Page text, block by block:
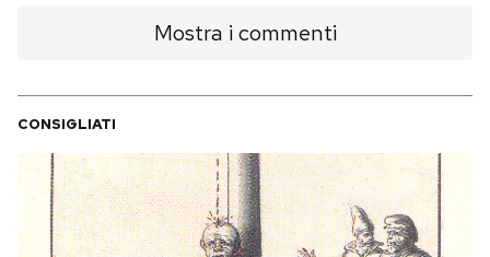
Mostra i commenti
CONSIGLIATI